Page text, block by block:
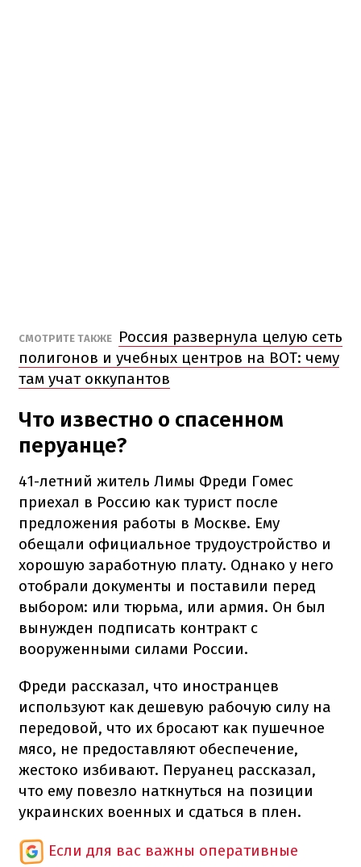
СМОТРИТЕ ТАКЖЕ
Россия развернула целую сеть
полигонов и учебных центров на ВОТ: чему
там учат оккупантов
Что известно о спасенном
перуанце?
41-летний житель Лимы Фреди Гомес
приехал в Россию как турист после
предложения работы в Москве. Ему
обещали официальное трудоустройство и
хорошую заработную плату. Однако у него
отобрали документы и поставили перед
выбором: или тюрьма, или армия. Он был
вынужден подписать контракт с
вооруженными силами России.
Фреди рассказал, что иностранцев
используют как дешевую рабочую силу на
передовой, что их бросают как пушечное
мясо, не предоставляют обеспечение,
жестоко избивают. Перуанец рассказал,
что ему повезло наткнуться на позиции
украинских военных и сдаться в плен.
Если для вас важны оперативные